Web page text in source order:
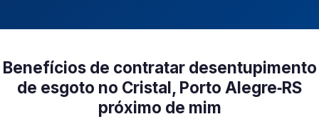
Benefícios de contratar desentupimento
de esgoto no Cristal, Porto Alegre‑RS
próximo de mim